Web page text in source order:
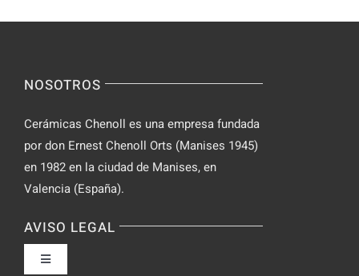
NOSOTROS
Cerámicas Chenoll es una empresa fundada
por don Ernest Chenoll Orts (Manises 1945)
en 1982 en la ciudad de Manises, en
Valencia (España).
AVISO LEGAL
Toggle